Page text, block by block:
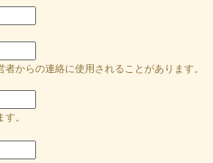
からの連絡に使用されることがあります。
。